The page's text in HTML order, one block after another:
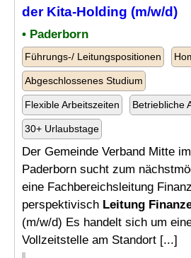
der Kita-Holding (m/w/d)
• Paderborn
Führungs-/ Leitungspositionen
Abgeschlossenes Studium
Flexible Arbeitszeiten Betriebliche
30+ Urlaubstage
Der Gemeinde Verband Mitte
Paderborn sucht zum
eine Fachbereichsleitung
perspektivisch Leitung
(m/w/d) Es handelt sich um
Vollzeitstelle am Standort [...]